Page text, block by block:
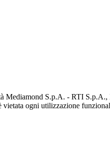
S.p.A. - RTI S.p.A.,
ogni utilizzazione